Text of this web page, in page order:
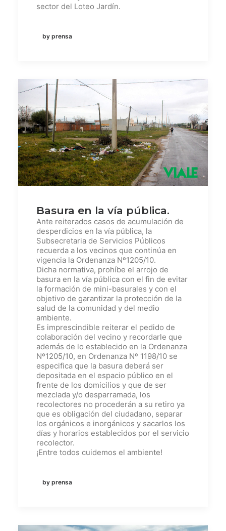
sector del Loteo Jardín.
by prensa
Basura en la vía pública.
Ante reiterados casos de acumulación de
desperdicios en la vía pública, la
Subsecretaria de Servicios Públicos
recuerda a los vecinos que continúa en
vigencia la Ordenanza Nº1205/10.
Dicha normativa, prohíbe el arrojo de
basura en la vía pública con el fin de evitar
la formación de mini-basurales y con el
objetivo de garantizar la protección de la
salud de la comunidad y del medio
ambiente.
Es imprescindible reiterar el pedido de
colaboración del vecino y recordarle que
además de lo establecido en la Ordenanza
Nº1205/10, en Ordenanza Nº 1198/10 se
especifica que la basura deberá ser
depositada en el espacio público en el
frente de los domicilios y que de ser
mezclada y/o desparramada, los
recolectores no procederán a su retiro ya
que es obligación del ciudadano, separar
los orgánicos e inorgánicos y sacarlos los
días y horarios establecidos por el servicio
recolector.
¡Entre todos cuidemos el ambiente!
by prensa